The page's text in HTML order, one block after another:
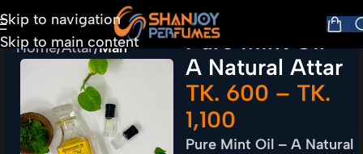
Skip to navigation
Skip to main content
Home Attar Man
Pure Mint Oil –
A Natural Attar
TK. 600 – TK.
1,100
Pure Mint Oil – A Natural